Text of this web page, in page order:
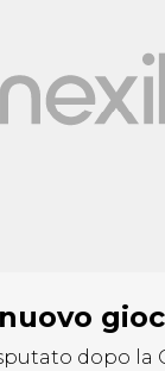
dopo la